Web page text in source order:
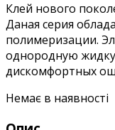
Клей нового
Даная серия
полимеризации.
однородную
дискомфортных
Немає в наявності